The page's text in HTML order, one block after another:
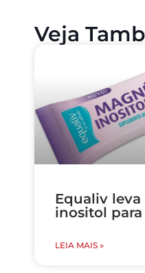
Veja
Equaliv
inositol
LEIA MAIS »